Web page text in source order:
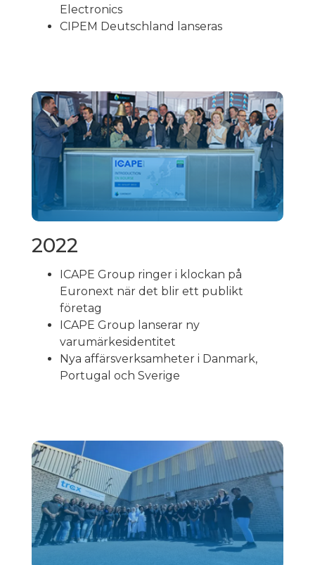
Electronics
CIPEM Deutschland lanseras
2022
ICAPE Group ringer i klockan på
Euronext när det blir ett publikt
företag
ICAPE Group lanserar ny
varumärkesidentitet
Nya affärsverksamheter i Danmark,
Portugal och Sverige